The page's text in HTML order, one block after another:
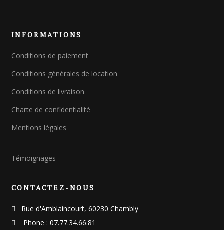
r
h
p
o
r
:
INFORMATIONS
Conditions de paiement
Conditions générales de location
Conditions de livraison
Charte de confidentialité
Mentions légales
Témoignages
CONTACTEZ-NOUS
Rue d'Amblaincourt, 60230 Chambly
Phone : 07.77.34.66.81